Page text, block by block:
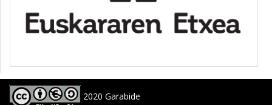
2020 Garabide